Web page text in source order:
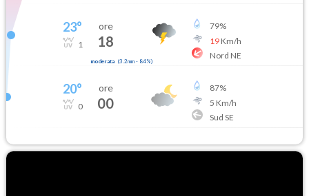
23°
1
ore
18
moderata (3.2mm- 84%)
79%
19Km/h
Nord NE
20°
0
ore
00
87%
5 Km/h
Sud SE